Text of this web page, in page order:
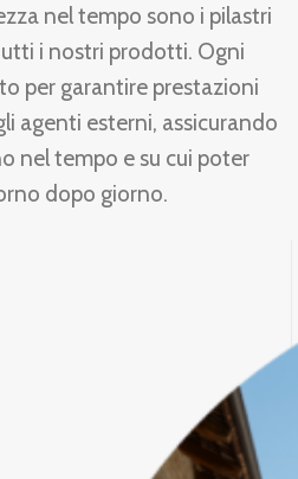
nel tempo sono i pilastri
i nostri prodotti. Ogni
per garantire prestazioni
agenti esterni, assicurando
nel tempo e su cui poter
dopo giorno.